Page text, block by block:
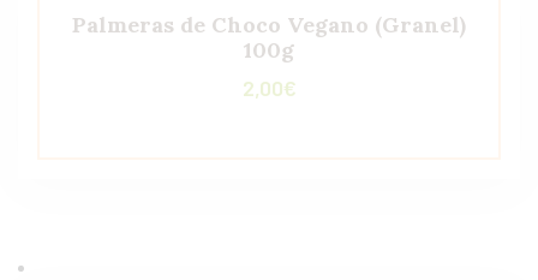
Palmeras de Choco Vegano (Granel)
100g
2,00€